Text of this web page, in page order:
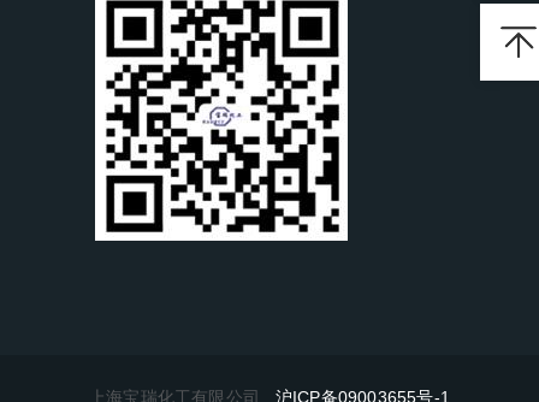
上海宝瑞化工有限公司 沪ICP备09003655号-1